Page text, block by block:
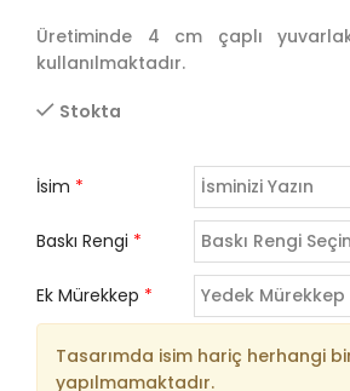
Üretiminde 4 cm çaplı
kullanılmaktadır.
Stokta
İsim *
Baskı Rengi *
Ek Mürekkep *
Tasarımda isim hariç herhangi
yapılmamaktadır.